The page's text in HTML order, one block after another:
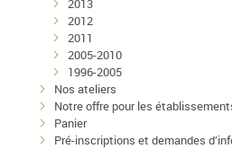
2013
2012
2011
2005-2010
1996-2005
Nos ateliers
Notre offre pour les
Panier
Pré-inscriptions et demandes